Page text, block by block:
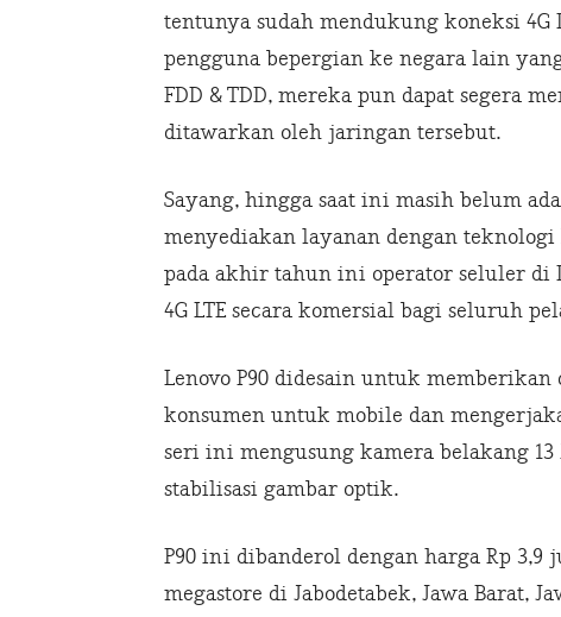
tentunya sudah mendukung koneksi 4G
pengguna bepergian ke negara lain
FDD & TDD, mereka pun dapat segera
ditawarkan oleh jaringan tersebut.
Sayang, hingga saat ini masih belum
menyediakan layanan dengan
pada akhir tahun ini operator seluler di
4G LTE secara komersial bagi seluruh
Lenovo P90 didesain untuk
konsumen untuk mobile dan
seri ini mengusung kamera belakang
stabilisasi gambar optik.
P90 ini dibanderol dengan harga Rp 3,9
megastore di Jabodetabek, Jawa Barat,